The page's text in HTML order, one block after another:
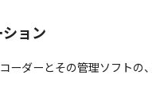
ョン
ーダーとその管理ソフトの